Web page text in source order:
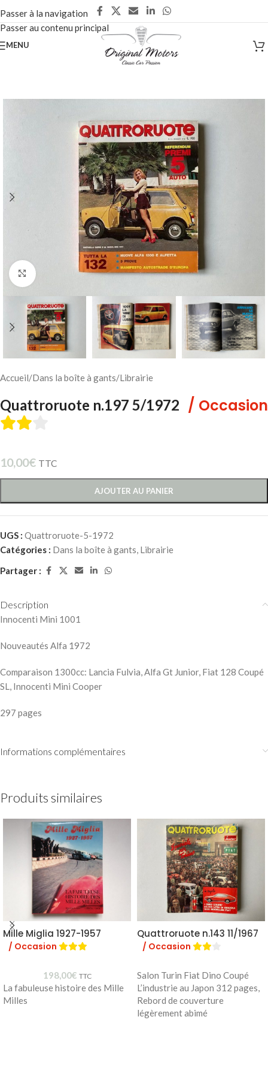
Passer à la navigation
Passer au contenu principal
MENU
Cliquez pour agrandir
Accueil/Dans la boîte à gants/Librairie
Quattroruote n.197 5/1972 / Occasion
10,00€ TTC
AJOUTER AU PANIER
UGS : Quattroruote-5-1972
Catégories : Dans la boîte à gants, Librairie
Partager :
Description
Innocenti Mini 1001
Nouveautés Alfa 1972
Comparaison 1300cc: Lancia Fulvia, Alfa Gt Junior, Fiat 128 Coupé
SL, Innocenti Mini Cooper
297 pages
Informations complémentaires
Produits similaires
Mille Miglia 1927-1957
/ Occasion
198,00€ TTC
La fabuleuse histoire des Mille
Milles
Quattroruote n.143 11/1967
/ Occasion
Salon Turin Fiat Dino Coupé
L’industrie au Japon 312 pages,
Rebord de couverture
légèrement abimé